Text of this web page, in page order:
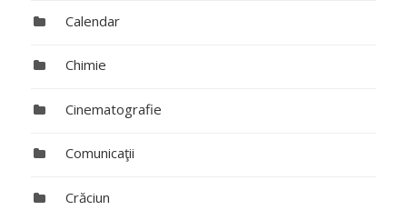
Calendar
Chimie
Cinematografie
Comunicaţii
Crăciun